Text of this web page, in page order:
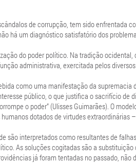
de corrupção, tem sido enfrentada
há um diagnóstico satisfatório dos
do poder político. Na tradição ocidental,
administrativa, exercitada pelos
como uma manifestação da supremacia
público, o que justifica o sacrifício de
o poder” (Ulisses Guimarães). O
dotados de virtudes extraordinárias
são interpretados como resultantes de
As soluções cogitadas são a
já foram tentadas no passado,